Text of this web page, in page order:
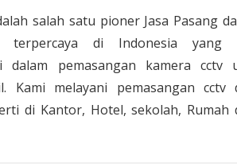
salah satu pioner Jasa Pasang
terpercaya di Indonesia yang
dalam pemasangan kamera cctv
Kami melayani pemasangan
di Kantor, Hotel, sekolah, Rumah